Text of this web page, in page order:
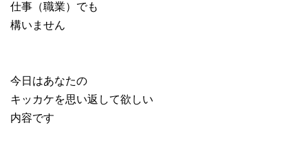
仕事（職業）でも
構いません
今日はあなたの
キッカケを思い返して欲しい
内容です